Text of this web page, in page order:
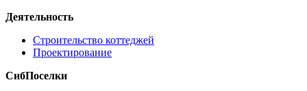
Деятельность
Строительство коттеджей
Проектирование
СибПоселки